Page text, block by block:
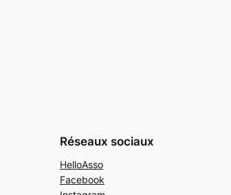
Réseaux sociaux
HelloAsso
Facebook